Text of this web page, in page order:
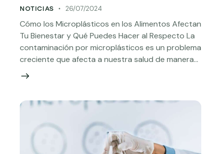
NOTICIAS 26/07/2024
Cómo los Microplásticos en los Alimentos Afectan
Tu Bienestar y Qué Puedes Hacer al Respecto La
contaminación por microplásticos es un problema
creciente que afecta a nuestra salud de manera…